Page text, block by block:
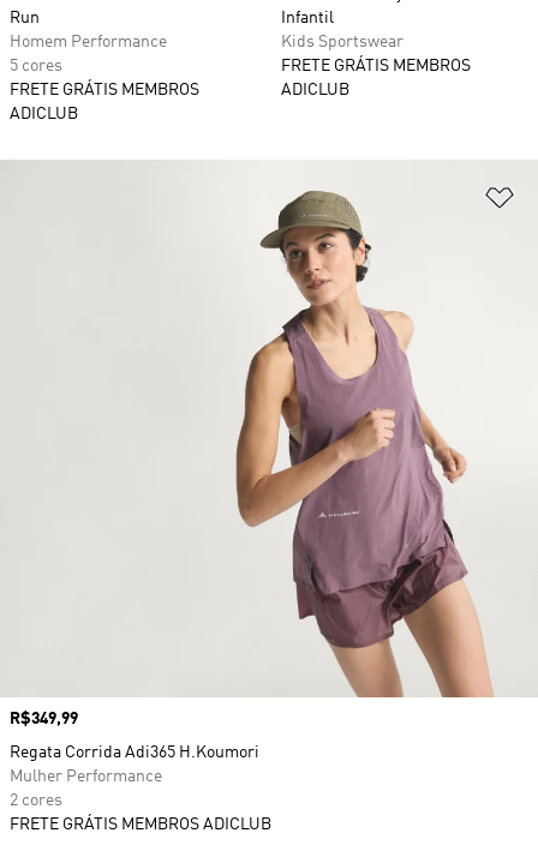
Run
Homem Performance
5 cores
FRETE GRÁTIS MEMBROS
ADICLUB
Infantil
Kids Sportswear
FRETE GRÁTIS MEMBROS
ADICLUB
Preço
R$349,99
Regata Corrida Adi365 H.Koumori
Mulher Performance
2 cores
FRETE GRÁTIS MEMBROS ADICLUB